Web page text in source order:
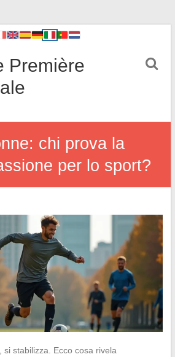
Première
chi prova la
per lo sport?
si stabilizza. Ecco cosa rivela